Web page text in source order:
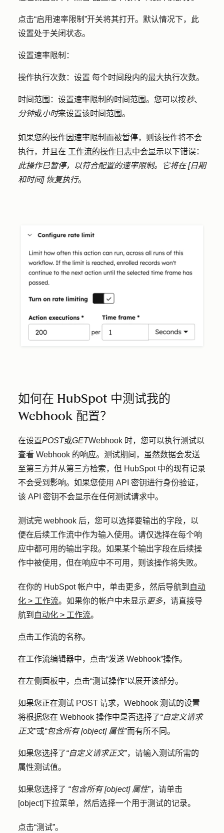
点击“启用速率限制 ”开关将其打开。默认情况下，此
设置处于关闭状态。
设置速率限制：
操作执行次数：设置 每个时间段内的最大执行次数。
时间范围： 设置速率限制的时间范围。您可以按秒、
分钟或小时来设置该时间范围。
如果您的操作因速率限制而被暂停，则该操作将不会
执行，并且在 工作流的操作日志中会显示以下错误：
此操作已暂停，以符合配置的速率限制。它将在 [日期
和时间] 恢复执行。
如何在 HubSpot 中测试我的
Webhook 配置？
在设置POST或GETWebhook 时，您可以执行测试以
查看 Webhook 的响应。测试期间，虽然数据会发送
至第三方并从第三方检索，但 HubSpot 中的现有记录
不会受到影响。如果您使用 API 密钥进行身份验证，
该 API 密钥不会显示在任何测试请求中。
测试完 webhook 后，您可以选择要输出的字段，以
便在后续工作流中作为输入使用。请仅选择在每个响
应中都可用的输出字段。如果某个输出字段在后续操
作中被使用，但在响应中不可用，则该操作将失败。
在你的 HubSpot 帐户中，单击更多，然后导航到 自动
化 > 工作流。如果你的帐户中未显示 更多，请直接导
航到 自动化 > 工作流。
点击工作流的名称。
在工作流编辑器中，点击“发送 Webhook”操作。
在左侧面板中，点击“测试操作”以展开该部分。
如果您正在测试 POST 请求，Webhook 测试的设置
将根据您在 Webhook 操作中是否选择了“自定义请求
正文”或“包含所有 [object] 属性”而有所不同。
如果您选择了“自定义请求正文”，请输入测试所需的
属性测试值。
如果您选择了 “包含所有 [object] 属性”，请单击
[object]下拉菜单，然后选择一个用于测试的记录。
点击“测试”。